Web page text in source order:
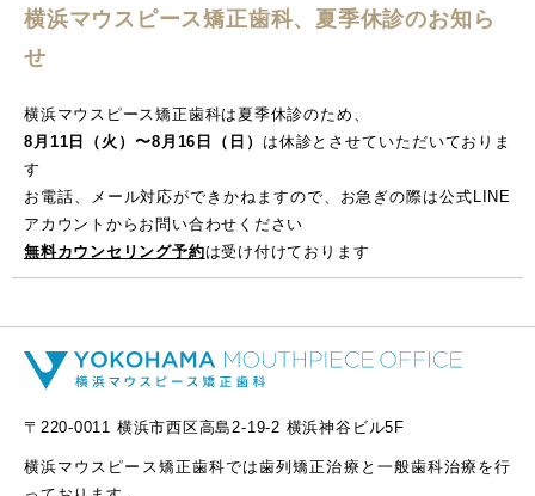
横浜マウスピース矯正歯科、夏季休診のお知ら
せ
横浜マウスピース矯正歯科は夏季休診のため、
8月11日（火）〜8月16日（日） は休診とさせていただいておりま
す
お電話、メール対応ができかねますので、お急ぎの際は公式LINE
アカウントからお問い合わせください
無料カウンセリング予約は受け付けております
〒220-0011 横浜市西区高島2-19-2 横浜神谷ビル5F
横浜マウスピース矯正歯科では歯列矯正治療と一般歯科治療を行